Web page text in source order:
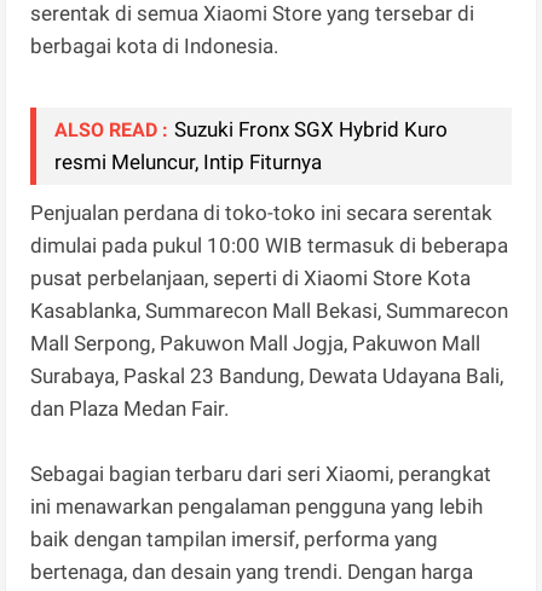
serentak di semua Xiaomi Store yang tersebar di
berbagai kota di Indonesia.
ALSO READ : Suzuki Fronx SGX Hybrid Kuro
resmi Meluncur, Intip Fiturnya
Penjualan perdana di toko-toko ini secara serentak
dimulai pada pukul 10:00 WIB termasuk di beberapa
pusat perbelanjaan, seperti di Xiaomi Store Kota
Kasablanka, Summarecon Mall Bekasi, Summarecon
Mall Serpong, Pakuwon Mall Jogja, Pakuwon Mall
Surabaya, Paskal 23 Bandung, Dewata Udayana Bali,
dan Plaza Medan Fair.
Sebagai bagian terbaru dari seri Xiaomi, perangkat
ini menawarkan pengalaman pengguna yang lebih
baik dengan tampilan imersif, performa yang
bertenaga, dan desain yang trendi. Dengan harga